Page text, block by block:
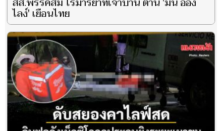
ไลง์' เยือนไทย